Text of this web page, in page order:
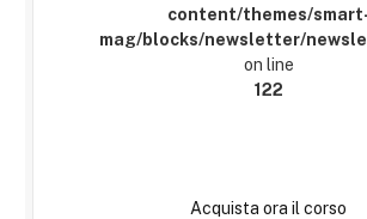
content/themes/
mag/blocks/newsletter/
on line
122
Acquista ora il corso